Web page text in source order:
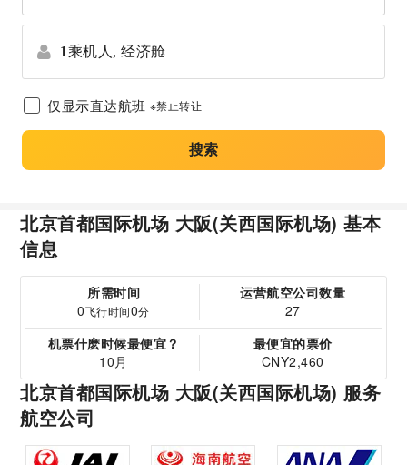
1乘机人, 经济舱
仅显示直达航班 ※禁止转让
搜索
北京首都国际机场 大阪(关西国际机场) 基本
信息
所需时间
0飞行时间0分
运营航空公司数量
27
机票什麽时候最便宜？
10月
最便宜的票价
CNY2,460
北京首都国际机场 大阪(关西国际机场) 服务
航空公司